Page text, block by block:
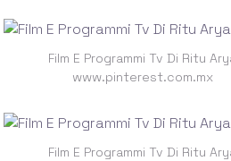
Film E Programmi Tv Di Ritu
www.pinterest.com.mx
Film E Programmi Tv Di Ritu